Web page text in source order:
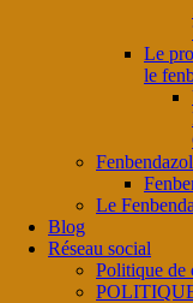
Le
le
Le
Blog
Réseau social
Politique de